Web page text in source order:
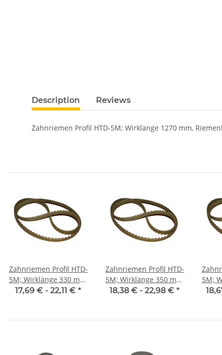
Description Reviews
Zahnriemen Profil HTD-5M; Wirklänge 1270 mm,
Zahnriemen Profil HTD-
5M; Wirklänge 330 mm,
Riemenbreite 25 mm
17,69 € - 22,11 € *
Zahnriemen Profil HTD-
5M; Wirklänge 350 mm,
Riemenbreite 25 mm
18,38 € - 22,98 € *
5M;